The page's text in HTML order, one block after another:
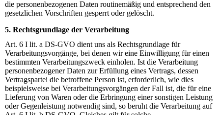
die personenbezogenen Daten routinemäßig und entsprechend den
gesetzlichen Vorschriften gesperrt oder gelöscht.
5. Rechtsgrundlage der Verarbeitung
Art. 6 I lit. a DS-GVO dient uns als Rechtsgrundlage für
Verarbeitungsvorgänge, bei denen wir eine Einwilligung für einen
bestimmten Verarbeitungszweck einholen. Ist die Verarbeitung
personenbezogener Daten zur Erfüllung eines Vertrags, dessen
Vertragspartei die betroffene Person ist, erforderlich, wie dies
beispielsweise bei Verarbeitungsvorgängen der Fall ist, die für eine
Lieferung von Waren oder die Erbringung einer sonstigen Leistung
oder Gegenleistung notwendig sind, so beruht die Verarbeitung auf